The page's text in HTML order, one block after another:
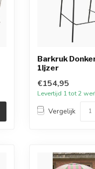
Barkruk
1Ijzer
€154,95
Levertijd 1 tot 2
Vergelijk